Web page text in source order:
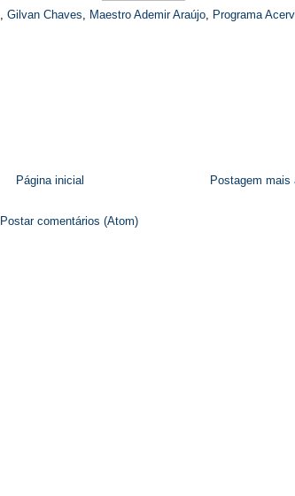
, Gilvan Chaves, Maestro Ademir Araújo, Programa
Postagem mais
Página inicial
Postar comentários (Atom)